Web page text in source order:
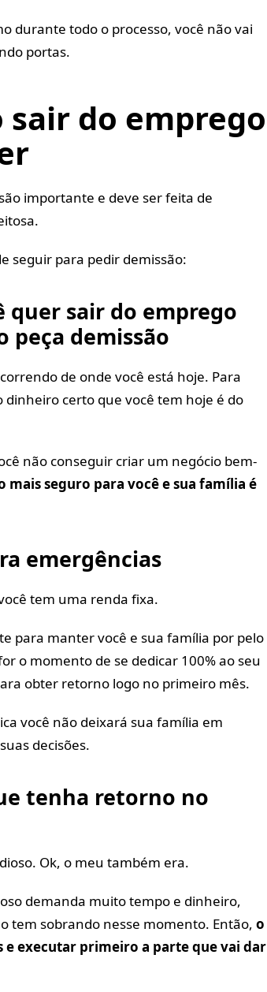
durante todo o processo, você não vai
portas.
sair do emprego
importante e deve ser feita de
seguir para pedir demissão:
quer sair do emprego
peça demissão
de onde você está hoje. Para
certo que você tem hoje é do
não conseguir criar um negócio bem-
mais seguro para você e sua família é
emergências
tem uma renda fixa.
para manter você e sua família por pelo
o momento de se dedicar 100% ao seu
obter retorno logo no primeiro mês.
você não deixará sua família em
decisões.
tenha retorno no
Ok, o meu também era.
demanda muito tempo e dinheiro,
tem sobrando nesse momento. Então, o
executar primeiro a parte que vai dar